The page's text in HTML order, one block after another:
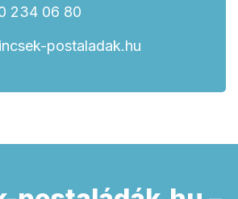
234 06 80
postaladak.hu